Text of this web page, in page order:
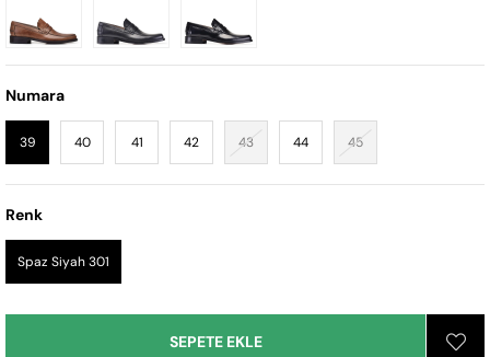
Numara
39 40 41 42 43 44 45
Renk
Spaz Siyah 301